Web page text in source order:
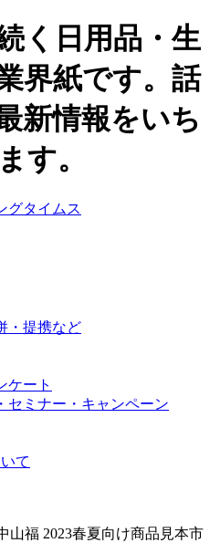
く日用品・生
界紙です。話
新情報をいち
す。
・提携など
ケート
セミナー・キャンペーン
て
山福 2023春夏向け商品見本市